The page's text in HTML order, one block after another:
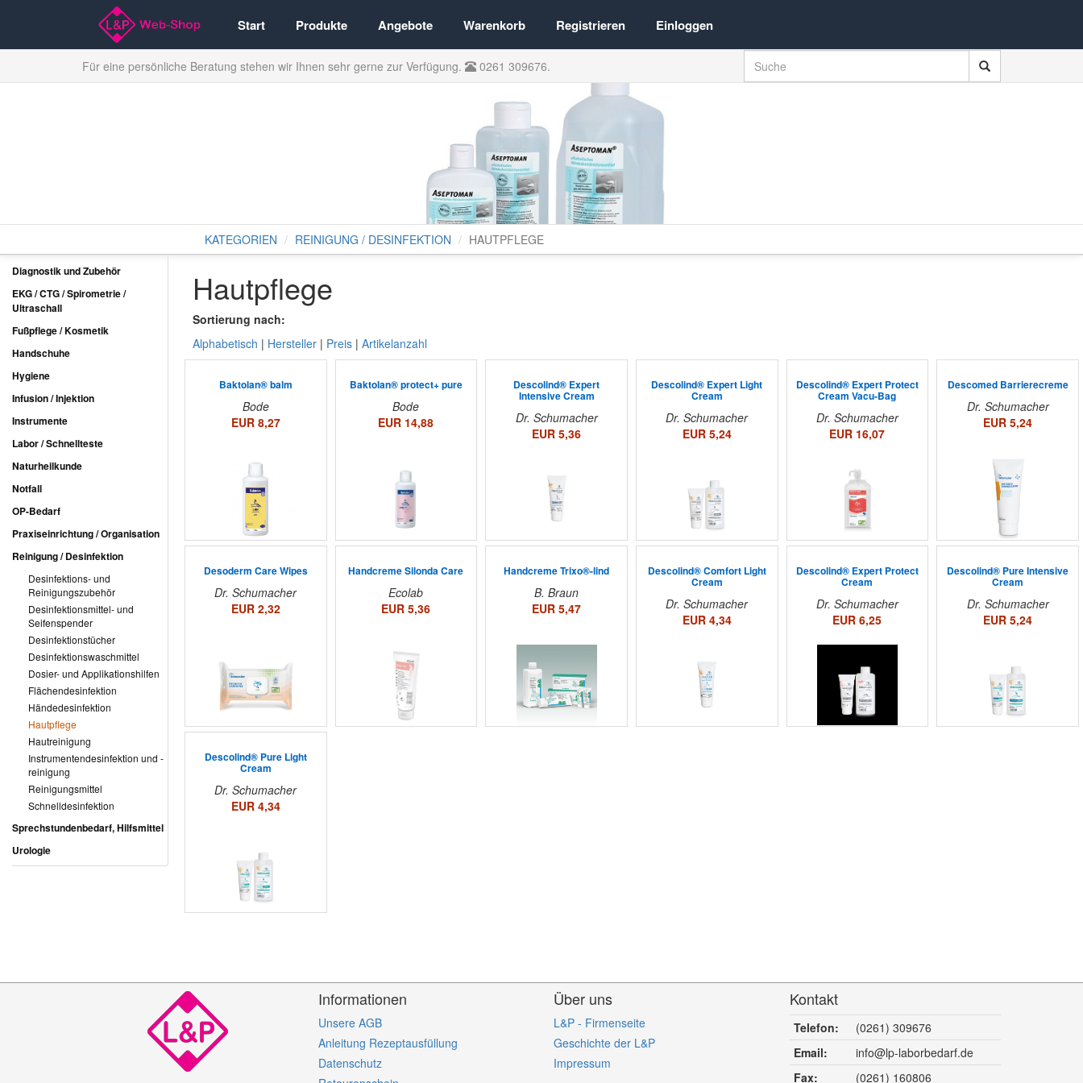
Start Produkte Angebote Warenkorb Registrieren Einloggen
Für eine persönliche Beratung stehen wir Ihnen sehr gerne zur Verfügung. 0261 309676.
KATEGORIEN REINIGUNG / DESINFEKTION HAUTPFLEGE
Diagnostik und Zubehör
EKG / CTG / Spirometrie /
Ultraschall
Fußpflege / Kosmetik
Handschuhe
Hygiene
Infusion / Injektion
Instrumente
Labor / Schnellteste
Naturheilkunde
Notfall
OP-Bedarf
Praxiseinrichtung / Organisation
Reinigung / Desinfektion
Desinfektions- und
Reinigungszubehör
Desinfektionsmittel- und
Seifenspender
Desinfektionstücher
Desinfektionswaschmittel
Dosier- und Applikationshilfen
Flächendesinfektion
Händedesinfektion
Hautpflege
Hautreinigung
Instrumentendesinfektion und -
reinigung
Reinigungsmittel
Schnelldesinfektion
Sprechstundenbedarf, Hilfsmittel
Urologie
Hautpflege
Sortierung nach:
Alphabetisch | Hersteller | Preis | Artikelanzahl
Baktolan® balm
Bode
EUR 8,27
Baktolan® protect+ pure
Bode
EUR 14,88
Descolind® Expert
Intensive Cream
Dr. Schumacher
EUR 5,36
Descolind® Expert Light
Cream
Dr. Schumacher
EUR 5,24
Descolind® Expert Protect
Cream Vacu-Bag
Dr. Schumacher
EUR 16,07
Descomed Barrierecreme
Dr. Schumacher
EUR 5,24
Desoderm Care Wipes
Dr. Schumacher
EUR 2,32
Handcreme Silonda Care
Ecolab
EUR 5,36
Handcreme Trixo®-lind
B. Braun
EUR 5,47
Descolind® Comfort Light
Cream
Dr. Schumacher
EUR 4,34
Descolind® Expert Protect
Cream
Dr. Schumacher
EUR 6,25
Descolind® Pure Intensive
Cream
Dr. Schumacher
EUR 5,24
Descolind® Pure Light
Cream
Dr. Schumacher
EUR 4,34
Informationen
Unsere AGB
Anleitung Rezeptausfüllung
Datenschutz
Über uns
L&P - Firmenseite
Geschichte der L&P
Impressum
Kontakt
Telefon:
(0261) 309676
Email:
info@lp-laborbedarf.de
Fax:
(0261) 160806